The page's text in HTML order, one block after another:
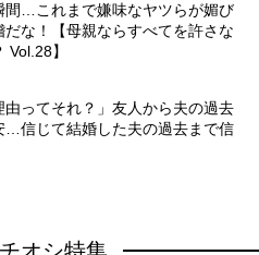
間…これまで嫌味なヤツらが媚び
な！【母親ならすべてを許さな
Vol.28】
由ってそれ？」友人から夫の過去
…信じて結婚した夫の過去まで信